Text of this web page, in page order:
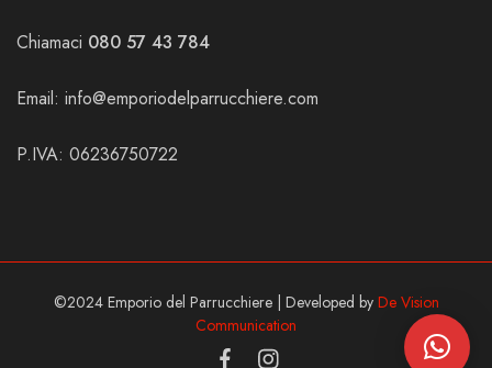
Chiamaci 080 57 43 784
Email: info@emporiodelparrucchiere.com
P.IVA: 06236750722
©2024 Emporio del Parrucchiere | Developed by De Vision
Communication